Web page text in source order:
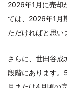
2026年1月に売却
ては、2026年1月
ただければと思い
さらに、世田谷成
段階にあります